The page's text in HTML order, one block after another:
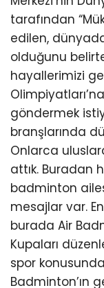
tarafından
edilen,
olduğunu
hayallerimizi
göndermek
branşlarında
Onlarca
attık. Buradan
badminton
mesajlar var.
burada Air
Kupaları
spor
Badminton’ın